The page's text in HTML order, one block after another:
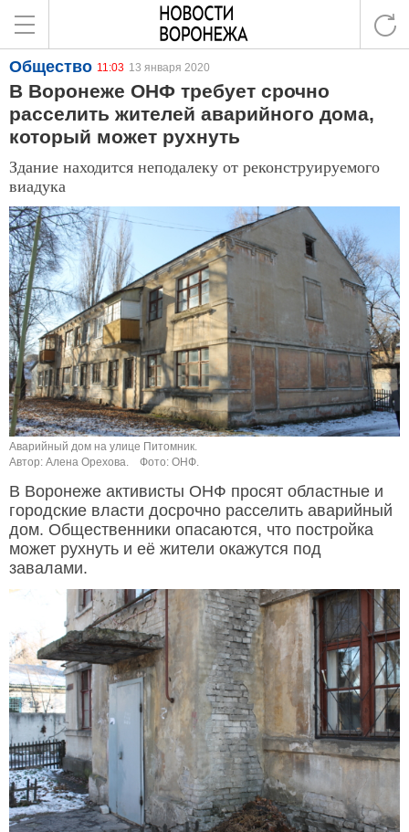
Общество 11:03 13 января 2020
В Воронеже ОНФ требует срочно
расселить жителей аварийного дома,
который может рухнуть
Здание находится неподалеку от реконструируемого
виадука
Аварийный дом на улице Питомник.
Автор: Алена Орехова.
Фото: ОНФ.
В Воронеже активисты ОНФ просят областные и
городские власти досрочно расселить аварийный
дом. Общественники опасаются, что постройка
может рухнуть и её жители окажутся под
завалами.